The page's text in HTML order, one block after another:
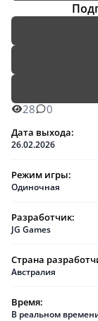
28 0
Дата выхода:
26.02.2026
Режим игры:
Одиночная
Разработчик:
JG Games
Страна
Австралия
Время:
В реальном